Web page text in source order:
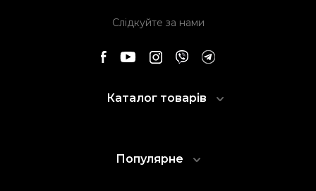
Слідкуйте за нами
Каталог товарів
Популярне